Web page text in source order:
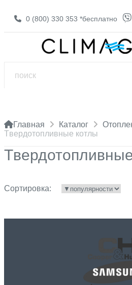
0 (800) 330 353 *бесплатно
Главная Каталог
Tвердотопливные котлы
Сортировка: